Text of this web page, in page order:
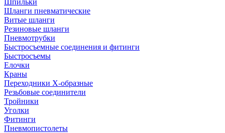
Шпильки
Шланги пневматические
Витые шланги
Резиновые шланги
Пневмотрубки
Быстросъемные соединения и фитинги
Быстросъемы
Елочки
Краны
Переходники Х-образные
Резьбовые соединители
Тройники
Уголки
Фитинги
Пневмопистолеты